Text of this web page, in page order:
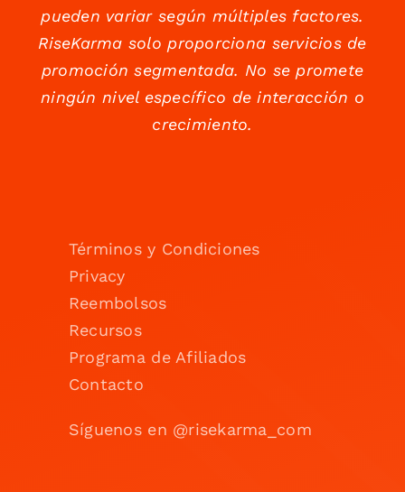
pueden variar según múltiples factores.
RiseKarma solo proporciona servicios de
promoción segmentada. No se promete
ningún nivel específico de interacción o
crecimiento.
Términos y Condiciones
Privacy
Reembolsos
Recursos
Programa de Afiliados
Contacto
Síguenos en @risekarma_com